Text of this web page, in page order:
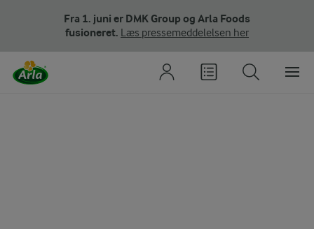
Fra 1. juni er DMK Group og Arla Foods
fusioneret. Læs pressemeddelelsen her